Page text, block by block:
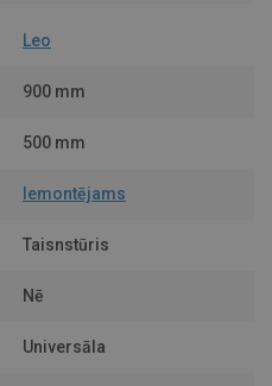
Leo
900 mm
500 mm
Iemontējams
Taisnstūris
Nē
Universāla